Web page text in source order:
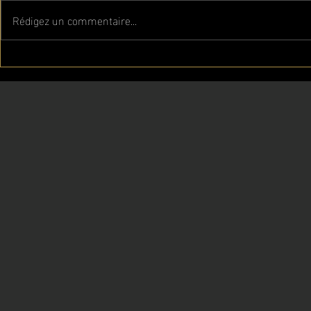
Défi IKM en
Grèce : Ilias du
Le
Rédigez un commentaire...